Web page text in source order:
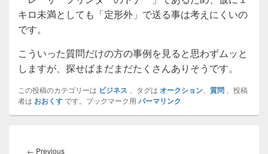
キロ未満としても「定形外」で送る事は考えにくいの
です。
こういった質問だけの方の事例を見ると思わずムッと
しますが、探せばまだまだたくさんありそうです。
この投稿のカテゴリーは ビジネス 、タグは オークション 質問 、投稿
者は おおくすです。ブックマーク用 パーマリンク
稿
← PreviousPrevious